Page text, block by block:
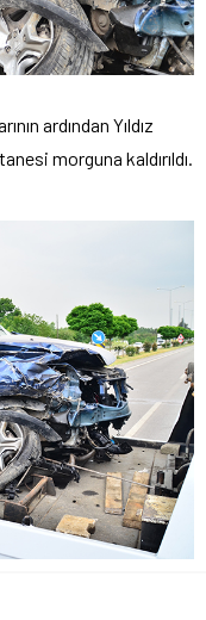
ardından Yıldız
morguna kaldırıldı.